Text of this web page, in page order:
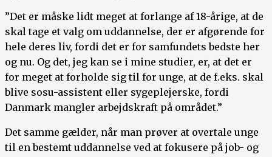
”Det er måske lidt meget at forlange af 18-årige, at de
skal tage et valg om uddannelse, der er afgørende for
hele deres liv, fordi det er for samfundets bedste her
og nu. Og det, jeg kan se i mine studier, er, at det er
for meget at forholde sig til for unge, at de f.eks. skal
blive sosu-assistent eller sygeplejerske, fordi
Danmark mangler arbejdskraft på området.”
Det samme gælder, når man prøver at overtale unge
til en bestemt uddannelse ved at fokusere på job- og